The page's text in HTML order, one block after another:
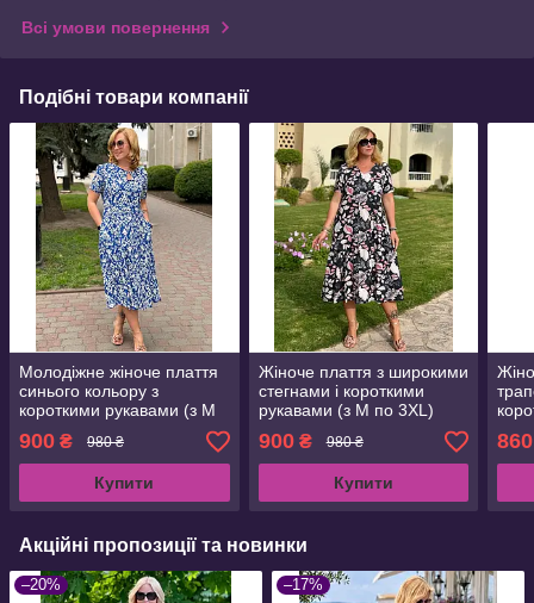
Всі умови повернення
Подібні товари компанії
Молодіжне жіноче плаття
синього кольору з
короткими рукавами (з M
по 2XL)
900 ₴ 980 ₴
Купити
Жіноче плаття з широкими
стегнами і короткими
рукавами (з M по 3XL)
900₴ 980 ₴
Купити
по
860
Акційні пропозиції та новинки
–20% –17%